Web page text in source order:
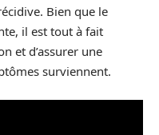
Bien que le
il est tout à fait
et d’assurer une
surviennent.